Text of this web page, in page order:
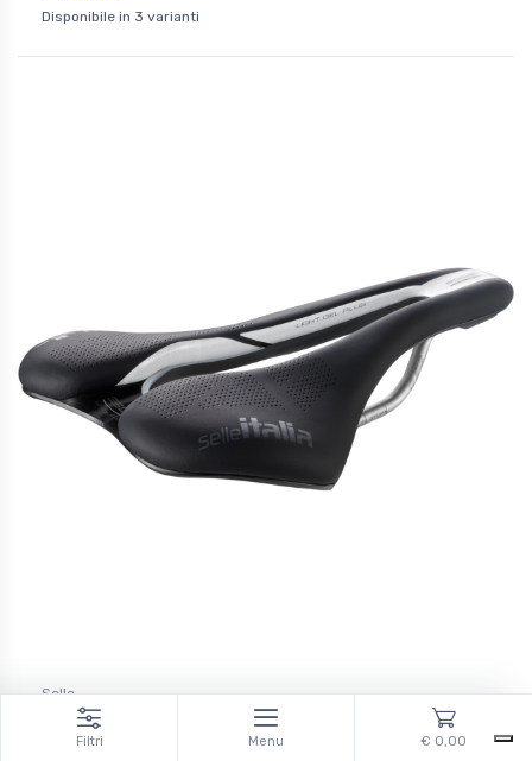
Disponibile in 3 varianti
Selle
Selle Italia SLR Boost SuperFlow Endurance
Filtri Menu € 0,00